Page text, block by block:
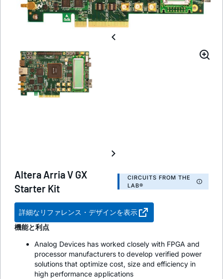
Altera Arria V GX
Starter Kit
CIRCUITS FROM THE
LAB®
詳細なリファレンス・デザインを表示
機能と利点
Analog Devices has worked closely with FPGA and
processor manufacturers to develop verified power
solutions that optimize cost, size and efficiency in
high performance applications